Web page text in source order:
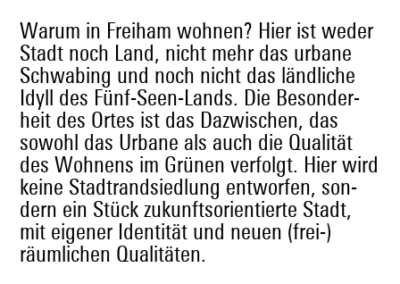
Warum in Frei­ham wohnen? Hier ist wed­er
Stadt noch Land, nicht mehr das urbane
Schwabing und noch nicht das ländliche
Idyll des Fünf-Seen-Lands. Die Beson­der­
heit des Ortes ist das Dazwis­chen, das
sowohl das Urbane als auch die Qual­ität
des Wohnens im Grü­nen ver­fol­gt. Hier wird
keine Stad­trand­sied­lung ent­wor­fen, son­
dern ein Stück zukun­ft­sori­en­tierte Stadt,
mit eigen­er Iden­tität und neuen (frei-)
räum­lichen Qualitäten.